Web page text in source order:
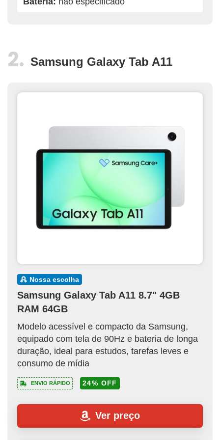
Samsung Galaxy Tab A11
nossa escolha
Samsung Galaxy Tab A11 8.7" 4GB
RAM 64GB
Modelo acessível e compacto da Samsung,
equipado com tela de 90Hz e bateria de longa
duração, ideal para estudos, tarefas leves e
consumo de mídia
ENVIO RÁPIDO 24% OFF
Ver preço